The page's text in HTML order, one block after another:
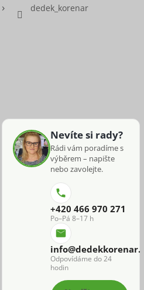
dedek_korenar
Nevíte si rady?
Rádi vám poradíme s
výběrem – napište
nebo zavolejte.
+420 466 970 271
Po–Pá 8–17 h
info@dedekkorenar.cz
Odpovídáme do 24
hodin